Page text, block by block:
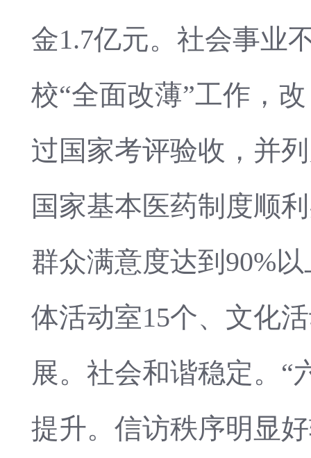
金1.7亿元。社会事业
校“全面改薄”工作，
过国家考评验收，并
国家基本医药制度顺
群众满意度达到90%
体活动室15个、文化
展。社会和谐稳定。“
提升。信访秩序明显